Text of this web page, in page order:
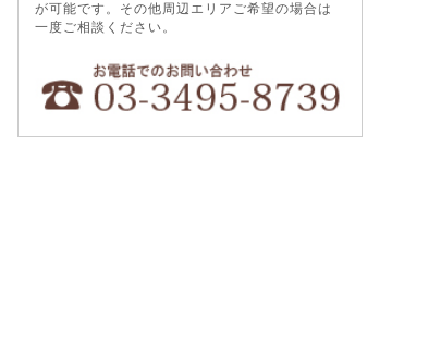
が可能です。その他周辺エリアご希望の場合は
一度ご相談ください。